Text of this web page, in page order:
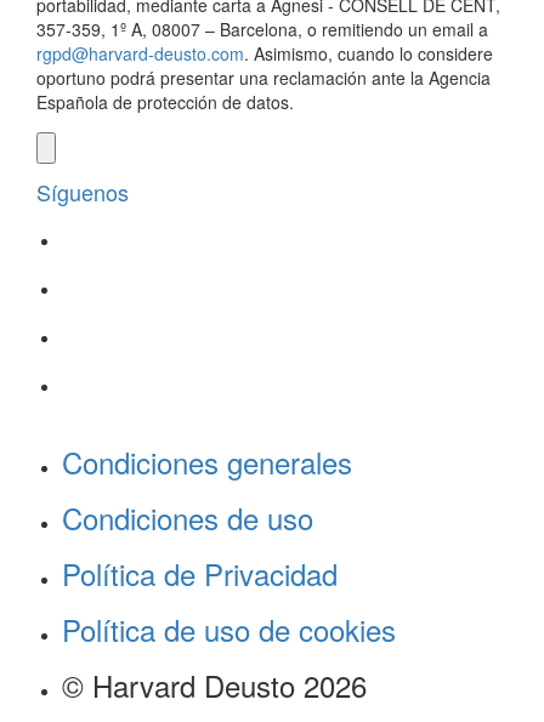
portabilidad, mediante carta a Agnesi - CONSELL DE CENT,
357-359, 1º A, 08007 – Barcelona, o remitiendo un email a
rgpd@harvard-deusto.com. Asimismo, cuando lo considere
oportuno podrá presentar una reclamación ante la Agencia
Española de protección de datos.
Síguenos
Condiciones generales
Condiciones de uso
Política de Privacidad
Política de uso de cookies
© Harvard Deusto 2026